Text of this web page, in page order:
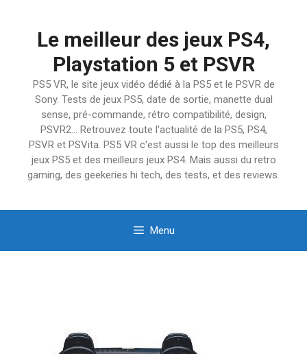
Le meilleur des jeux PS4,
Playstation 5 et PSVR
PS5 VR, le site jeux vidéo dédié à la PS5 et le PSVR de
Sony. Tests de jeux PS5, date de sortie, manette dual
sense, pré-commande, rétro compatibilité, design,
PSVR2… Retrouvez toute l'actualité de la PS5, PS4,
PSVR et PSVita. PS5 VR c'est aussi le top des meilleurs
jeux PS5 et des meilleurs jeux PS4. Mais aussi du retro
gaming, des geekeries hi tech, des tests, et des reviews.
Menu